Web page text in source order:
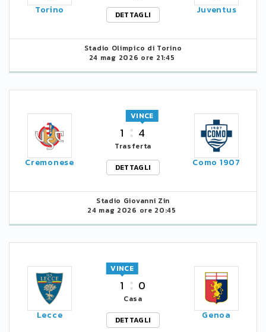
Torino
DETTAGLI
Juventus
Stadio Olimpico di Torino
24 mag 2026 ore 21:45
Cremonese
1 4
VINCE
Trasferta
DETTAGLI
Como 1907
Stadio Giovanni Zin
24 mag 2026 ore 20:45
Lecce
1
VINCE
0
Casa
DETTAGLI
Genoa